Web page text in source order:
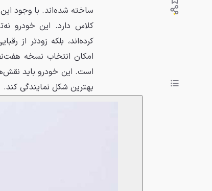
کلاس دارد. این خودرو
کرده‌اند، بلکه زودتر از
امکان انتخاب نسخه
است. این خودرو باید
بهترین شکل نمایندگی کند.